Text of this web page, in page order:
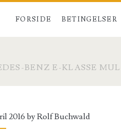
FORSIDE BETINGELSER
BENZ E-KLASSE
2016 byRolf Buchwald